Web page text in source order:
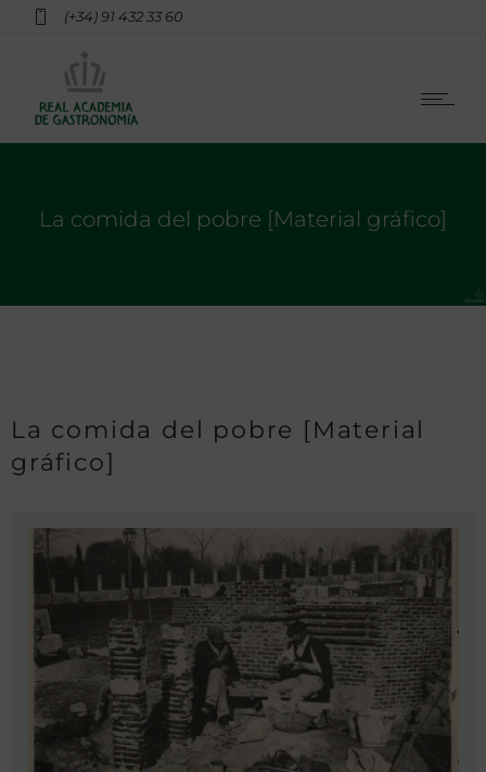
(+34) 91 432 33 60
La comida del pobre [Material gráfico]
La comida del pobre [Material
gráfico]